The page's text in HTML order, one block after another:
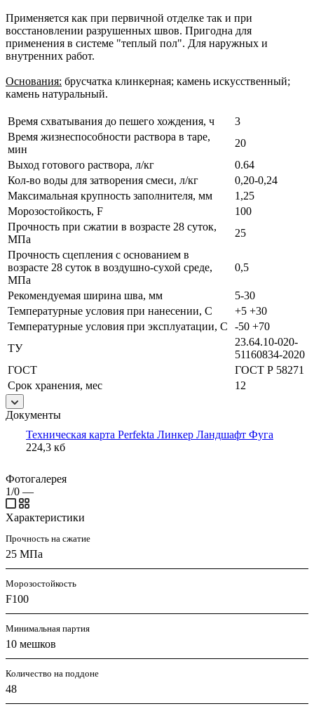
Применяется как при первичной отделке так и при
восстановлении разрушенных швов. Пригодна для
применения в системе "теплый пол". Для наружных и
внутренних работ.
Основания: брусчатка клинкерная; камень искусственный;
камень натуральный.
Время схватывания до пешего хождения, ч
3
Время жизнеспособности раствора в таре,
мин
20
Выход готового раствора, л/кг
0.64
Кол-во воды для затворения смеси, л/кг
0,20-0,24
Максимальная крупность заполнителя, мм
1,25
Морозостойкость, F
100
Прочность при сжатии в возрасте 28 суток,
МПа
25
Прочность сцепления с основанием в
возрасте 28 суток в воздушно-сухой среде,
МПа
0,5
Рекомендуемая ширина шва, мм
5-30
Температурные условия при нанесении, С
+5 +30
Температурные условия при эксплуатации, С
-50 +70
ТУ
23.64.10-020-
51160834-2020
ГОСТ
ГОСТ Р 58271
Срок хранения, мес
12
Документы
Техническая карта Perfekta Линкер Ландшафт Фуга
224,3 кб
Фотогалерея
1/0 —
Характеристики
Прочность на сжатие
25 МПа
Морозостойкость
F100
Минимальная партия
10 мешков
Количество на поддоне
48